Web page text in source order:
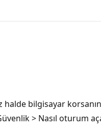
halde bilgisayar
> Nasıl oturum